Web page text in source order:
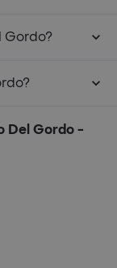
Gordo?
Del Gordo -